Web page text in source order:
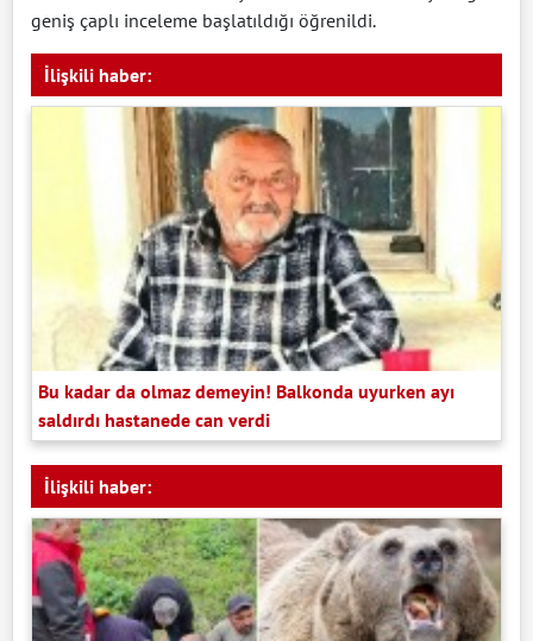
geniş çaplı inceleme başlatıldığı öğrenildi.
İlişkili haber:
Bu kadar da olmaz demeyin! Balkonda uyurken ayı
saldırdı hastanede can verdi
İlişkili haber: